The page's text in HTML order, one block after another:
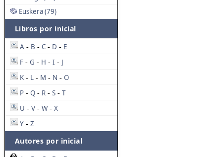
Euskera (79)
Libros por inicial
A - B - C - D - E
F - G - H - I - J
K - L - M - N - O
P - Q - R - S - T
U - V - W - X
Y - Z
Autores por inicial